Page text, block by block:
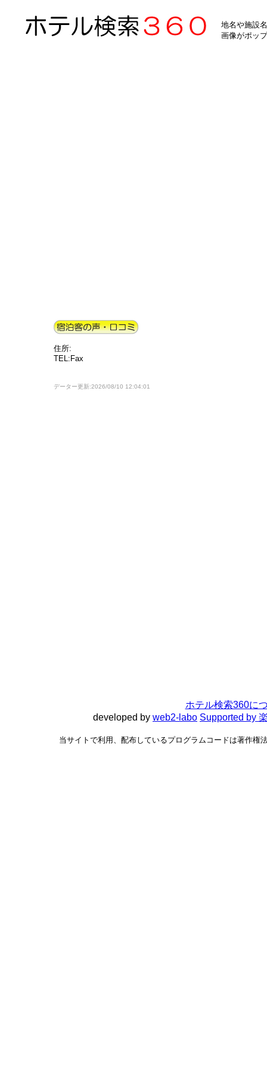
地名や施設
画像がポッ
住所:
TEL:Fax
データー更新:2026/08/10 12:04:01
ホテル検索360に
developed by web2-labo Supported by
当サイトで利用、配布しているプログラムコードは著作